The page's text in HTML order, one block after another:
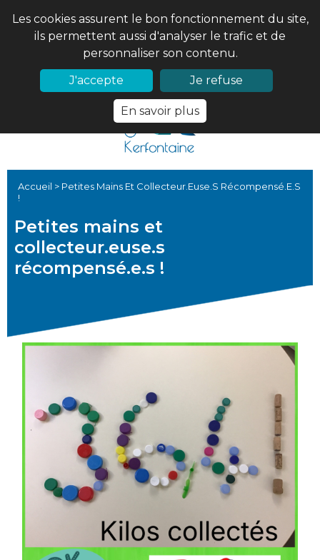
Les cookies assurent le bon fonctionnement du site,
ils permettent aussi d'analyser le trafic et de
personnaliser son contenu.
J'accepte
Je refuse
En savoir plus
02 97 56 61 18
Accueil > Petites Mains Et Collecteur.euse.s Récompensé.e.s
!
Petites mains et
collecteur.euse.s
récompensé.e.s !